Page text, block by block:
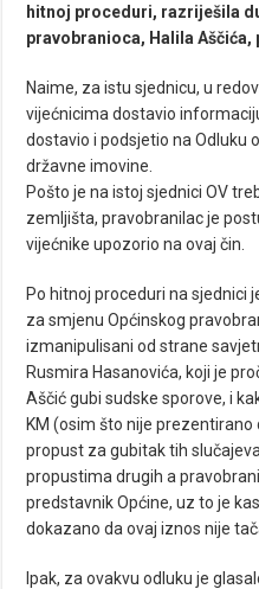
hitnoj proceduri, razriješila
pravobranioca, Halila
Naime, za istu sjednicu, u
vijećnicima dostavio
dostavio i podsjetio na Odluku
državne imovine.
Pošto je na istoj sjednici OV
zemljišta, pravobranilac je
vijećnike upozorio na ovaj čin.
Po hitnoj proceduri na sjednici
za smjenu Općinskog
izmanipulisani od strane
Rusmira Hasanovića, koji je
Aščić gubi sudske sporove, i
KM (osim što nije prezentirano
propust za gubitak tih
propustima drugih a
predstavnik Općine, uz to je
dokazano da ovaj iznos nije
Ipak, za ovakvu odluku je